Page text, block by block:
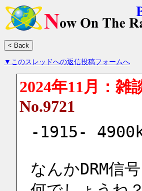
▼このスレッドへの返信投稿フォームへ
2024年11月：雑
No.9721
-1915-
なんかDRM信